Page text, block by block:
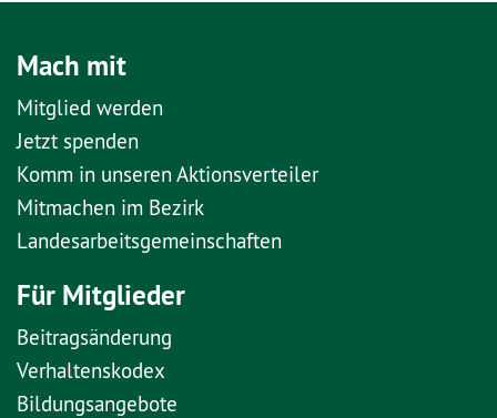
Mach mit
Mitglied werden
Jetzt spenden
Komm in unseren Aktionsverteiler
Mitmachen im Bezirk
Landesarbeitsgemeinschaften
Für Mitglieder
Beitragsänderung
Verhaltenskodex
Bildungsangebote